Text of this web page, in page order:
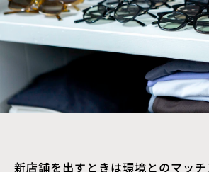
新店舗を出すときは環境とのマッ